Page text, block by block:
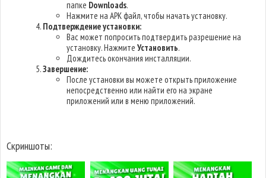
папке Downloads.
Нажмите на APK файл, чтобы начать установку.
Подтверждение установки:
Вас может попросить подтвердить разрешение на
установку. НажмитеУстановить.
Дождитесь окончания инсталляции.
Завершение:
После установки вы можете открыть приложение
непосредственно или найти его на экране
приложений или в меню приложений.
Скриншоты: